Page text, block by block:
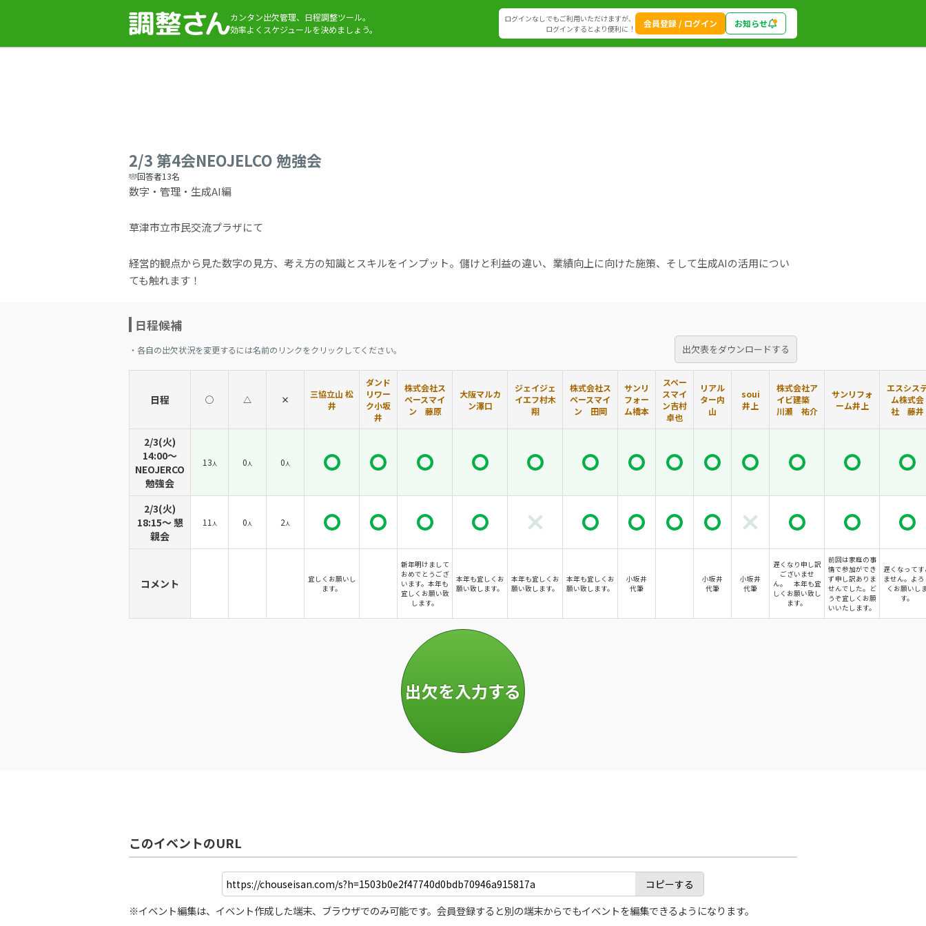
カンタン出欠管理、日程調整ツール。
効率よくスケジュールを決めましょう。
ログインなしでもご利用いただけますが、
ログインするとより便利に！
会員登録 / ログイン お知らせ
2/3 第4会NEOJELCO 勉強会
回答者13名
数字・管理・生成AI編
草津市立市民交流プラザにて
経営的観点から見た数字の見方、考え方の知識とスキルをインプット。儲けと利益の違い、業績向上に向けた施策、そして生成AIの活用につい
ても触れます！
日程候補
・各自の出欠状況を変更するには名前のリンクをクリックしてください。 出欠表をダウンロードする
日程 ◯ △ ×
三協立山 松
井
ダンド
リワー
ク小坂
井
株式会社ス
ペースマイ
ン 藤原
大阪マルカ
ン澤口
ジェイジェ
イエフ村木
翔
株式会社ス
ペースマイ
ン 田岡
サンリ
フォー
ム橋本
スペー
スマイ
ン吉村
卓也
リアル
ター内
山
soui
井上
株式会社ア
イビ建築
川瀬 祐介
サンリフォ
ーム井上
エスシス
ム株式会
社 藤井
2/3(火)
14:00〜
NEOJERCO
勉強会
13人 0人 0人
2/3(火)
18:15〜 懇
親会
11 人 0人 2人
コメント
宜しくお願いし
ます。
新年明けまして
おめでとうござ
います。本年も
宜しくお願い致
します。
本年も宜しくお
願い致します。
本年も宜しくお
願い致します。
本年も宜しくお
願い致します。
小坂井
代筆
小坂井
代筆
小坂井
代筆
遅くなり申し訳
ございませ
ん。 本年も宜
しくお願い致し
ます。
前回は家庭の事
情で参加ができ
ず申し訳ありま
せんでした。ど
うぞ宜しくお願
いいたします。
遅くなってす
ません。よろ
くお願いし
す。
このイベントのURL
コピーする
※イベント編集は、イベント作成した端末、ブラウザでのみ可能です。会員登録すると別の端末からでもイベントを編集できるようになります。